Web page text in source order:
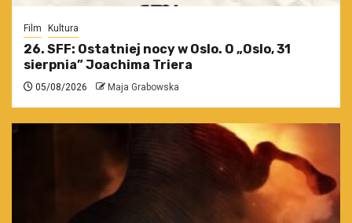
Film Kultura
26. SFF: Ostatniej nocy w Oslo. O „Oslo, 31
sierpnia” Joachima Triera
05/08/2026 Maja Grabowska